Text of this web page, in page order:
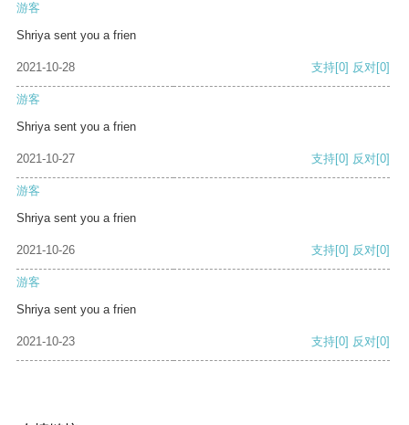
游客
Shriya sent you a frien
2021-10-28 支持[0] 反对[0]
游客
Shriya sent you a frien
2021-10-27 支持[0] 反对[0]
游客
Shriya sent you a frien
2021-10-26 支持[0] 反对[0]
游客
Shriya sent you a frien
2021-10-23 支持[0] 反对[0]